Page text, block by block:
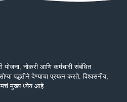
नोकरी आणि कर्मचारी संबंधित
पद्धतीने देण्याचा प्रयत्न करते. विश्वसनीय,
मुख्य ध्येय आहे.